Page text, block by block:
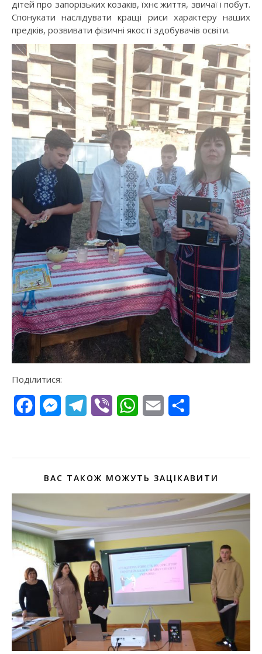
дітей про запорізьких козаків, їхнє життя, звичаї і побут.
Спонукати наслідувати кращі риси характеру наших
предків, розвивати фізичні якості здобувачів освіти.
Поділитися:
FacebookMessengerTelegram
Viber WhatsApp
Email
ВАС ТАКОЖ МОЖУТЬ ЗАЦІКАВИТИ